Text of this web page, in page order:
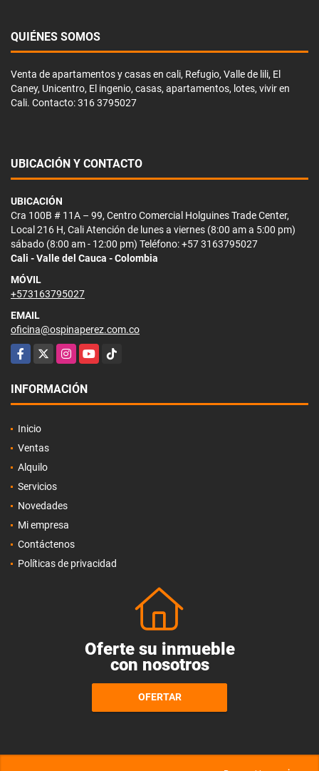
QUIÉNES SOMOS
Venta de apartamentos y casas en cali, Refugio, Valle de lili, El
Caney, Unicentro, El ingenio, casas, apartamentos, lotes, vivir en
Cali. Contacto: 316 3795027
UBICACIÓN Y CONTACTO
UBICACIÓN
Cra 100B # 11A – 99, Centro Comercial Holguines Trade Center,
Local 216 H, Cali Atención de lunes a viernes (8:00 am a 5:00 pm)
sábado (8:00 am - 12:00 pm) Teléfono: +57 3163795027
Cali - Valle del Cauca - Colombia
MÓVIL
+573163795027
EMAIL
oficina@ospinaperez.com.co
Facebook
X InstagramYouTubeTikTok
INFORMACIÓN
Inicio
Ventas
Alquilo
Servicios
Novedades
Mi empresa
Contáctenos
Políticas de privacidad
Oferte su inmueble
con nosotros
OFERTAR